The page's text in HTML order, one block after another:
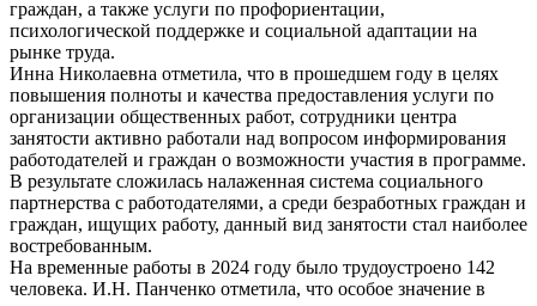
граждан, а также услуги по профориентации,
психологической поддержке и социальной адаптации на
рынке труда.
Инна Николаевна отметила, что в прошедшем году в целях
повышения полноты и качества предоставления услуги по
организации общественных работ, сотрудники центра
занятости активно работали над вопросом информирования
работодателей и граждан о возможности участия в программе.
В результате сложилась налаженная система социального
партнерства с работодателями, а среди безработных граждан и
граждан, ищущих работу, данный вид занятости стал наиболее
востребованным.
На временные работы в 2024 году было трудоустроено 142
человека. И.Н. Панченко отметила, что особое значение в